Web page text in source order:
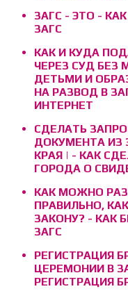
ЗАГС - ЭТО -
ЗАГС
КАК И КУДА
ЧЕРЕЗ СУД БЕЗ
ДЕТЬМИ И
НА РАЗВОД В
ИНТЕРНЕТ
СДЕЛАТЬ
ДОКУМЕНТА ИЗ
КРАЯ | - КАК
ГОРОДА О
КАК МОЖНО
ПРАВИЛЬНО,
ЗАКОНУ? - КАК
ЗАГС
РЕГИСТРАЦИЯ
ЦЕРЕМОНИИ В
РЕГИСТРАЦИЯ